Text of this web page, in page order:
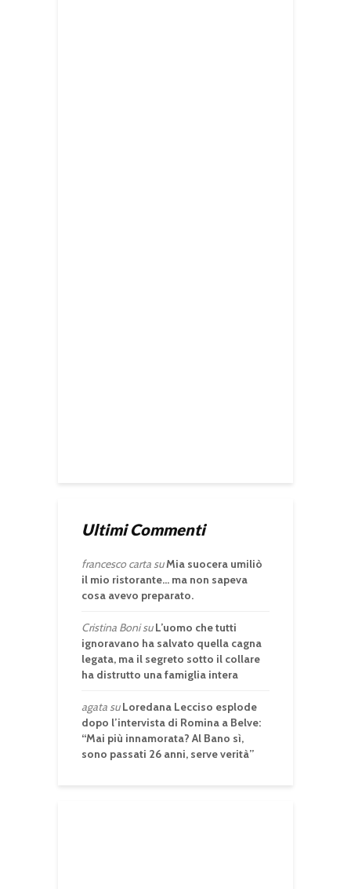
Ultimi Commenti
francesco cartasuMia suocera umiliò
il mio ristorante… ma non sapeva
cosa avevo preparato.
Cristina BonisuL’uomo che tutti
ignoravano ha salvato quella cagna
legata, ma il segreto sotto il collare
ha distrutto una famiglia intera
agatasuLoredana Lecciso esplode
dopo l’intervista di Romina a Belve:
“Mai più innamorata? Al Bano sì,
sono passati 26 anni, serve verità”